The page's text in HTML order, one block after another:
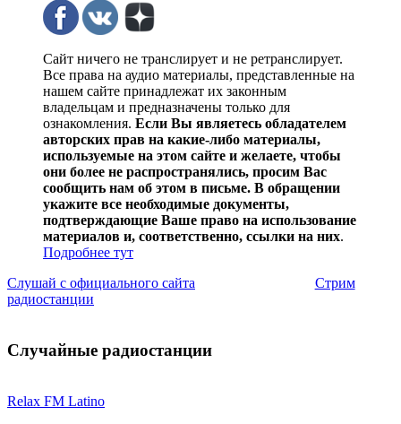
Сайт ничего не транслирует и не ретранслирует.
Все права на аудио материалы, представленные на
нашем сайте принадлежат их законным
владельцам и предназначены только для
ознакомления. Если Вы являетесь обладателем
авторских прав на какие-либо материалы,
используемые на этом сайте и желаете, чтобы
они более не распространялись, просим Вас
сообщить нам об этом в письме. В обращении
укажите все необходимые документы,
подтверждающие Ваше право на использование
материалов и, соответственно, ссылки на них.
Подробнее тут
Слушай с официального сайта
Стрим
радиостанции
Случайные радиостанции
Relax FM Latino